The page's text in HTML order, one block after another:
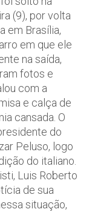
(9), por volta
em Brasília,
em que ele
na saída,
fotos e
com a
e calça de
cansada. O
do
Peluso, logo
do italiano.
Luis Roberto
de sua
situação,